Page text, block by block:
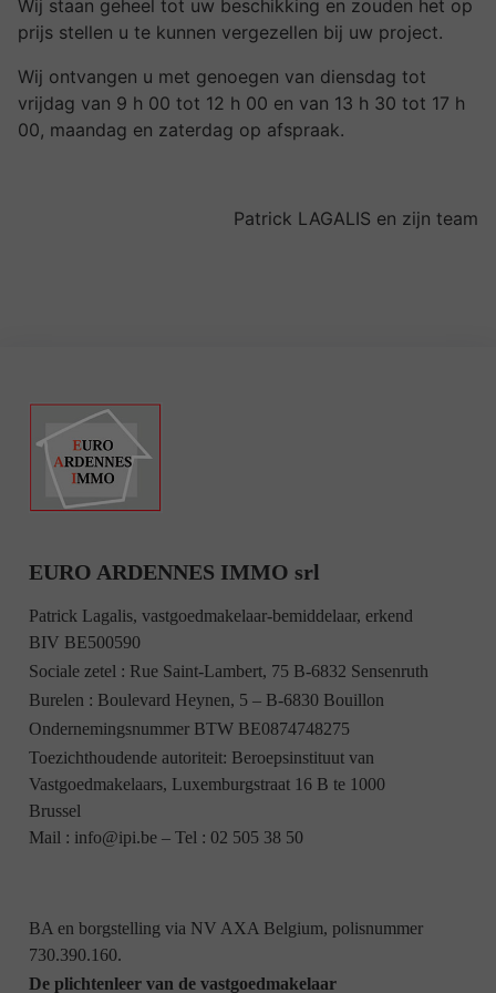
Wij staan geheel tot uw beschikking en zouden het op
prijs stellen u te kunnen vergezellen bij uw project.
Wij ontvangen u met genoegen van diensdag tot
vrijdag van 9 h 00 tot 12 h 00 en van 13 h 30 tot 17 h
00, maandag en zaterdag op afspraak.
Patrick LAGALIS en zijn team
EURO ARDENNES IMMO srl
Patrick Lagalis, vastgoedmakelaar-bemiddelaar, erkend
BIV BE500590
Sociale zetel : Rue Saint-Lambert, 75 B-6832 Sensenruth
Burelen : Boulevard Heynen, 5 – B-6830 Bouillon
Ondernemingsnummer BTW BE0874748275
Toezichthoudende autoriteit: Beroepsinstituut van
Vastgoedmakelaars, Luxemburgstraat 16 B te 1000
Brussel
Mail : info@ipi.be – Tel : 02 505 38 50
BA en borgstelling via NV AXA Belgium, polisnummer
730.390.160.
De plichtenleer van de vastgoedmakelaar